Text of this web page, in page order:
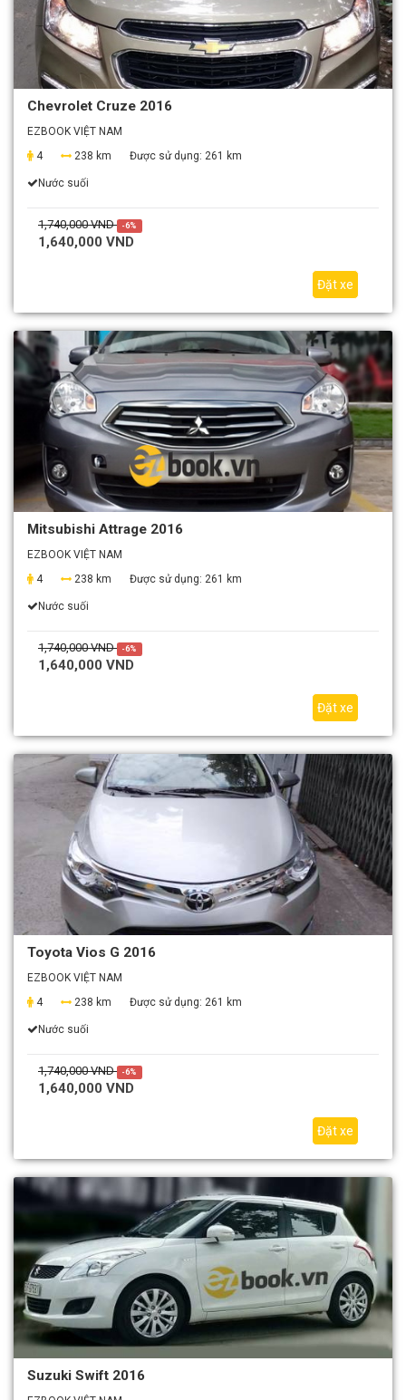
Chevrolet Cruze 2016
EZBOOK VIỆT NAM
4
238 km Được sử dụng: 261 km
Nước suối
1,740,000 VND -6%
1,640,000 VND
Đặt xe
Mitsubishi Attrage 2016
EZBOOK VIỆT NAM
4
238 km Được sử dụng: 261 km
Nước suối
1,740,000 VND -6%
1,640,000 VND
Đặt xe
Toyota Vios G 2016
EZBOOK VIỆT NAM
4
238 km Được sử dụng: 261 km
Nước suối
1,740,000 VND -6%
1,640,000 VND
Đặt xe
Suzuki Swift 2016